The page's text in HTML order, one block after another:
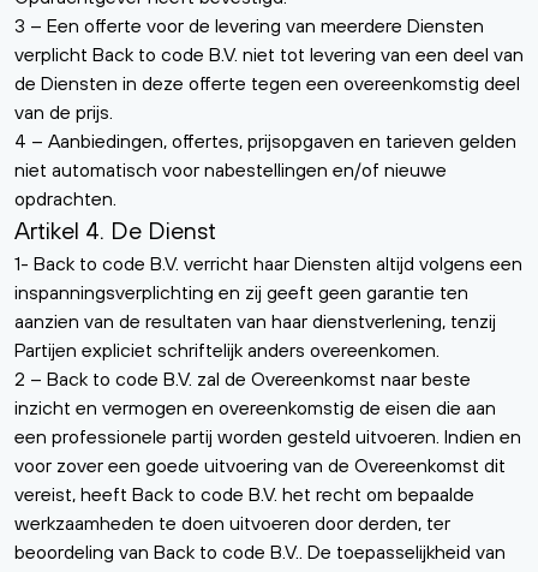
3 – Een offerte voor de levering van meerdere Diensten
verplicht Back to code B.V. niet tot levering van een deel van
de Diensten in deze offerte tegen een overeenkomstig deel
van de prijs.
4 – Aanbiedingen, offertes, prijsopgaven en tarieven gelden
niet automatisch voor nabestellingen en/of nieuwe
opdrachten.
Artikel 4. De Dienst
1- Back to code B.V. verricht haar Diensten altijd volgens een
inspanningsverplichting en zij geeft geen garantie ten
aanzien van de resultaten van haar dienstverlening, tenzij
Partijen expliciet schriftelijk anders overeenkomen.
2 – Back to code B.V. zal de Overeenkomst naar beste
inzicht en vermogen en overeenkomstig de eisen die aan
een professionele partij worden gesteld uitvoeren. Indien en
voor zover een goede uitvoering van de Overeenkomst dit
vereist, heeft Back to code B.V. het recht om bepaalde
werkzaamheden te doen uitvoeren door derden, ter
beoordeling van Back to code B.V.. De toepasselijkheid van